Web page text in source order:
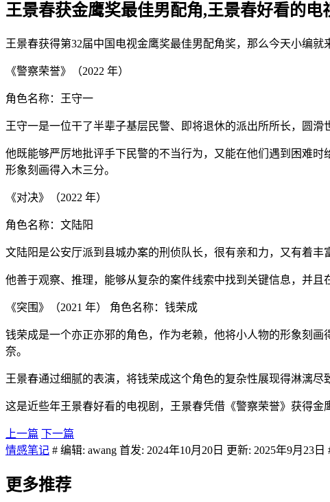
王景春获金鹰奖最佳男配角,王景春好看的电
王景春获得第32届中国电视金鹰奖最佳男配角奖，那么今天小编就
《警察荣誉》（2022 年）
角色名称：王守一
王守一是一位干了半辈子基层民警、即将退休的派出所所长，圆
他既能够严厉地批评手下民警的不当行为，又能在他们遇到困难
形象刻画得入木三分。
《对决》（2022 年）
角色名称：文陆阳
文陆阳是公安厅派到县城办案的刑侦队长，很有亲和力，又有着
他善于观察、推理，能够从复杂的案件线索中找到关键信息，并且
《突围》（2021 年） 角色名称：钱荣成
钱荣成是一个亦正亦邪的角色，作为老赖，他将小人物的形象刻
奈。
王景春通过细腻的表演，将钱荣成这个角色的复杂性展现得淋漓尽
这是近些年王景春好看的电视剧，王景春凭借《警察荣誉》获得金
上一篇 下一篇
情感笔记 # 编辑: awang 首发: 2024年10月20日 更新: 2025年9月23日
更多推荐